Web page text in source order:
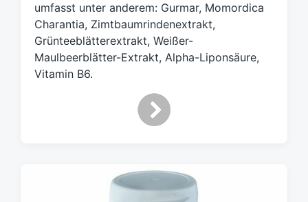
umfasst unter anderem: Gurmar, Momordica
Charantia, Zimtbaumrindenextrakt,
Grünteeblätterextrakt, Weißer-
Maulbeerblätter-Extrakt, Alpha-Liponsäure,
Vitamin B6.